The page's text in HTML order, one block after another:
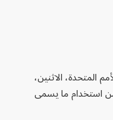
المتحدة، الاثنين،
استخدام ما يسمى